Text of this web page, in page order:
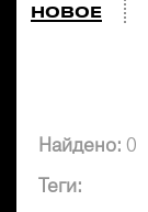
НОВОЕ
Найдено: 0
Теги: